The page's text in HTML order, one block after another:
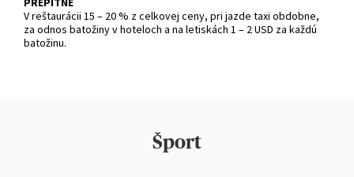
V reštaurácii 15 – 20 % z celkovej ceny, pri jazde taxi obdobne,
za odnos batožiny v hoteloch a na letiskách 1 – 2 USD za každú
batožinu.
Šport